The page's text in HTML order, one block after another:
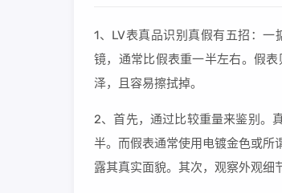
1、LV表真品识别真假有五招：
镜，通常比假表重一半左右。假
泽，且容易擦拭掉。
2、首先，通过比较重量来鉴别。
半。而假表通常使用电镀金色或所
露其真实面貌。其次，观察外观细